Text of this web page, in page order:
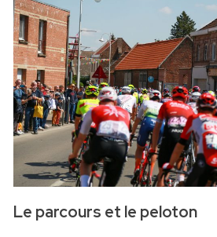
Le parcours et le peloton